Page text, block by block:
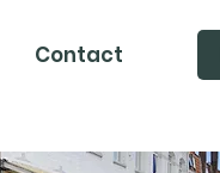
Contact